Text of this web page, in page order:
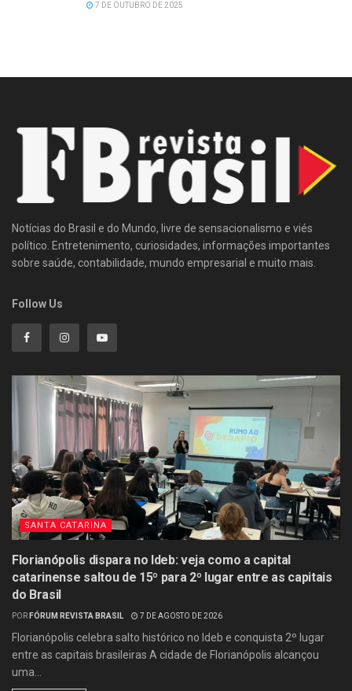
7 DE OUTUBRO DE 2025
Notícias do Brasil e do Mundo, livre de sensacionalismo e viés
político. Entretenimento, curiosidades, informações importantes
sobre saúde, contabilidade, mundo empresarial e muito mais.
Follow Us
SANTA CATARINA
Florianópolis dispara no Ideb: veja como a capital
catarinense saltou de 15º para 2º lugar entre as capitais
do Brasil
POR FÓRUM REVISTA BRASIL 7 DE AGOSTO DE 2026
Florianópolis celebra salto histórico no Ideb e conquista 2º lugar
entre as capitais brasileiras A cidade de Florianópolis alcançou
uma...